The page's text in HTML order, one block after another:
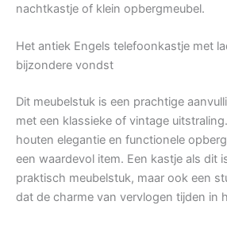
nachtkastje of klein opbergmeubel.
Het antiek Engels telefoonkastje met
bijzondere vondst
Dit meubelstuk is een prachtige
met een klassieke of vintage
houten elegantie en functionele
een waardevol item. Een kastje als dit
praktisch meubelstuk, maar ook een
dat de charme van vervlogen tijden in